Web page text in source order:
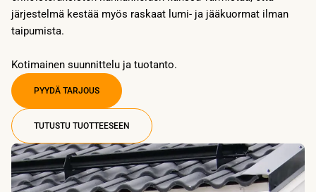
järjestelmä kestää myös raskaat lumi- ja jääkuormat ilman
taipumista.
Kotimainen suunnittelu ja tuotanto.
PYYDÄ TARJOUS
TUTUSTU TUOTTEESEEN